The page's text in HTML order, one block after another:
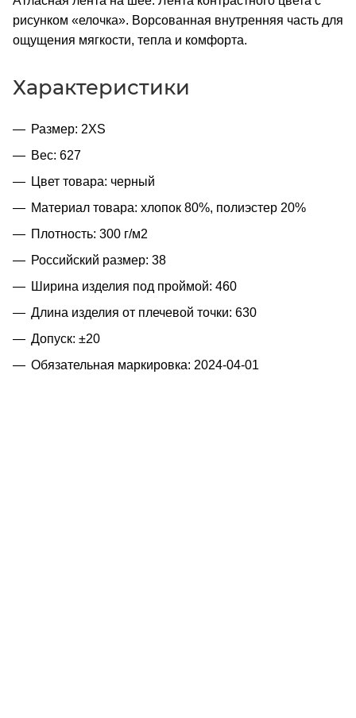
рисунком «елочка». Ворсованная внутренняя часть для
ощущения мягкости, тепла и комфорта.
Характеристики
Размер: 2XS
Вес: 627
Цвет товара: черный
Материал товара: хлопок 80%, полиэстер 20%
Плотность: 300 г/м2
Российский размер: 38
Ширина изделия под проймой: 460
Длина изделия от плечевой точки: 630
Допуск: ±20
Обязательная маркировка: 2024-04-01